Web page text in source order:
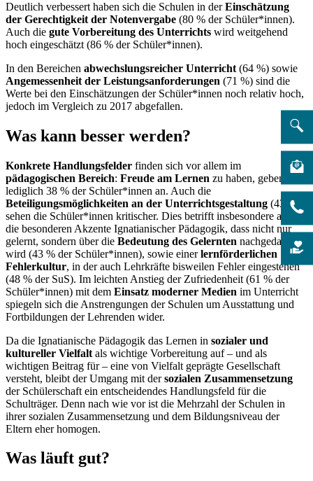
Deutlich verbessert haben sich die Schulen in derEinschätzung
der Gerechtigkeit der Notenvergabe (80 % der Schüler*innen).
Auch die gute Vorbereitung des Unterrichts wird weitgehend
hoch eingeschätzt (86 % der Schüler*innen).
In den Bereichen abwechslungsreicher Unterricht (64 %) sowie
Angemessenheit der Leistungsanforderungen (71 %) sind die
Werte bei den Einschätzungen der Schüler*innen noch relativ hoch,
jedoch im Vergleich zu 2017 abgefallen.
Was kann besser werden?
Konkrete Handlungsfelder finden sich vor allem im
pädagogischen Bereich: Freude am Lernen zu haben, geben
lediglich 38 % der Schüler*innen an. Auch die
Beteiligungsmöglichkeiten an der Unterrichtsgestaltung (43 %)
sehen die Schüler*innen kritischer. Dies betrifft insbesondere auch
die besonderen Akzente Ignatianischer Pädagogik, dass nicht nur
gelernt, sondern über die Bedeutung des Gelernten nachgedacht
wird (43 % der Schüler*innen), sowie einerlernförderlichen
Fehlerkultur, in der auch Lehrkräfte bisweilen Fehler eingestehen
(48 % der SuS). Im leichten Anstieg der Zufriedenheit (61 % der
Schüler*innen) mit dem Einsatz moderner Medien im Unterricht
spiegeln sich die Anstrengungen der Schulen um Ausstattung und
Fortbildungen der Lehrenden wider.
Da die Ignatianische Pädagogik das Lernen in sozialer und
kultureller Vielfalt als wichtige Vorbereitung auf – und als
wichtigen Beitrag für – eine von Vielfalt geprägte Gesellschaft
versteht, bleibt der Umgang mit dersozialen Zusammensetzung
der Schülerschaft ein entscheidendes Handlungsfeld für die
Schulträger. Denn nach wie vor ist die Mehrzahl der Schulen in
ihrer sozialen Zusammensetzung und dem Bildungsniveau der
Eltern eher homogen.
Was läuft gut?